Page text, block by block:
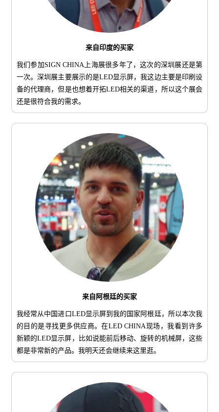
来自印度的买家
我们参加SIGN CHINA上海展很多年了，这次的深圳展还是第
一次。深圳展主要展示的是LED显示屏，我这边主要是印刷设
备的代理商，但是也想着开拓LED相关的渠道，所以这个展会
还是很符合我的需求。
来自阿根廷的买家
我经常从中国进口LED显示屏到我的国家阿根廷，所以本次我
的目的是寻找更多供应商。在LED CHINA现场，我看到许多
新颖的LED显示屏，比如说能前后移动、旋转的机械屏，这些
都是非常新的产品。我明天还会继续来这里逛。